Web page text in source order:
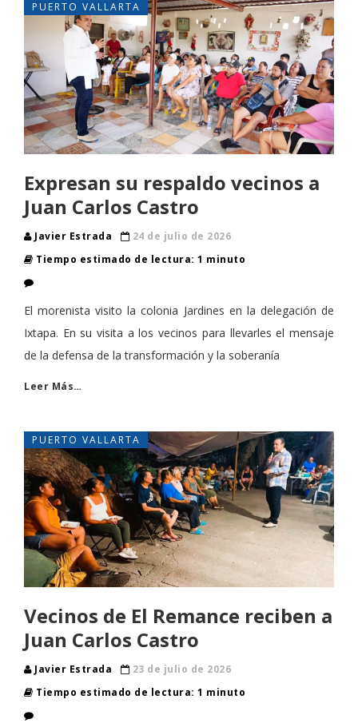
PUERTO VALLARTA
Expresan su respaldo vecinos a
Juan Carlos Castro
Javier Estrada
24 de julio de 2026
Tiempo estimado de lectura: 1 minuto
El morenista visito la colonia Jardines en la delegación de
Ixtapa. En su visita a los vecinos para llevarles el mensaje
de la defensa de la transformación y la soberanía
Leer Más…
PUERTO VALLARTA
Vecinos de El Remance reciben a
Juan Carlos Castro
Javier Estrada
23 de julio de 2026
Tiempo estimado de lectura: 1 minuto